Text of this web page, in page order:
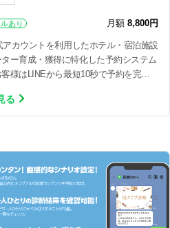
あり 月額 8,800円
アカウントを利用したホテル・宿泊施設
ー育成・獲得に特化した予約システム
様はLINEから最短10秒で予約を完結
る